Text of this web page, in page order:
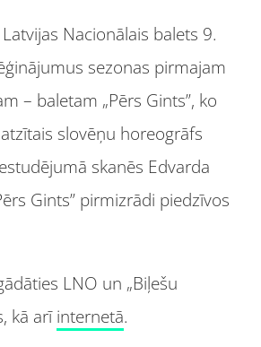
Nacionālais balets 9.
sezonas pirmajam
– baletam „Pērs Gints”, ko
slovēņu horeogrāfs
skanēs Edvarda
Gints” pirmizrādi piedzīvos
LNO un „Biļešu
kā arīinternetā.